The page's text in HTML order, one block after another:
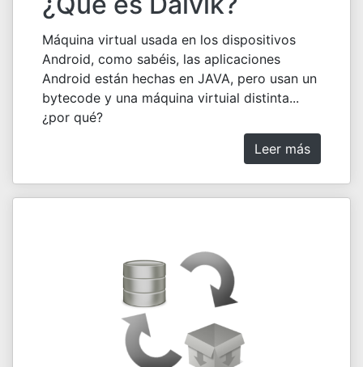
Máquina virtual usada en los dispositivos
Android, como sabéis, las aplicaciones
Android están hechas en JAVA, pero usan un
bytecode y una máquina virtuial distinta...
¿por qué?
Leer más